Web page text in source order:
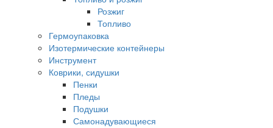
Розжиг
Топливо
Гермоупаковка
Изотермические контейнеры
Инструмент
Коврики, сидушки
Пенки
Пледы
Подушки
Самонадувающиеся